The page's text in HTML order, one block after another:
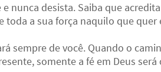
e nunca desista. Saiba que
toda a sua força naquilo que quer
sempre de você. Quando o
somente a fé em Deus será